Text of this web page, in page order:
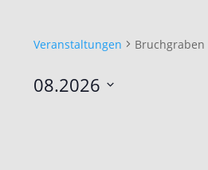
Veranstaltungen Bruchgraben
08.2026